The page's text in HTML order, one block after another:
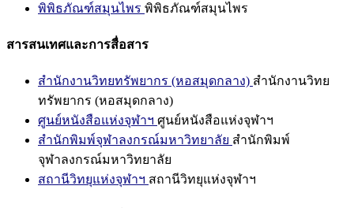
พิพิธภัณฑ์สมุนไพร พิพิธภัณฑ์สมุนไพร
สารสนเทศและการสื่อสาร
สำนักงานวิทยทรัพยากร (หอสมุดกลาง) สำนักงานวิทย
ทรัพยากร (หอสมุดกลาง)
ศูนย์หนังสือแห่งจุฬาฯ ศูนย์หนังสือแห่งจุฬาฯ
สำนักพิมพ์จุฬาลงกรณ์มหาวิทยาลัย สำนักพิมพ์
จุฬาลงกรณ์มหาวิทยาลัย
สถานีวิทยุแห่งจุฬาฯ สถานีวิทยุแห่งจุฬาฯ